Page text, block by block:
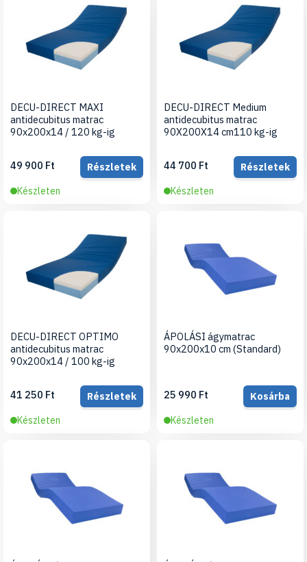
DECU-DIRECT MAXI
antidecubitus matrac
90x200x14 / 120 kg-ig
49 900 Ft
Részletek
Készleten
DECU-DIRECT Medium
antidecubitus matrac
90X200X14 cm110 kg-ig
44 700 Ft
Részletek
Készleten
DECU-DIRECT OPTIMO
antidecubitus matrac
90x200x14 / 100 kg-ig
41 250 Ft
Részletek
Készleten
ÁPOLÁSI ágymatrac
90x200x10 cm (Standard)
25 990 Ft
Kosárba
Készleten